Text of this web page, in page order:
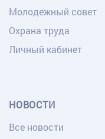
Молодежный совет
Охрана труда
Личный кабинет
НОВОСТИ
Все новости